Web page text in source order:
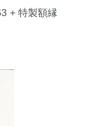
+ 特製額縁